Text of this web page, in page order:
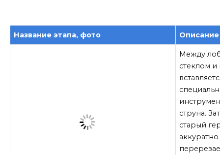
Название этапа, фото Описание
Между
стеклом и
струна.
старый
аккуратно